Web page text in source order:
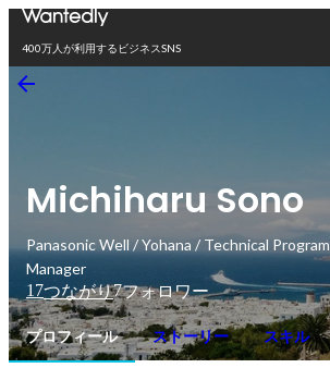
400万人が利用するビジネスSNS
Michiharu Sono
Panasonic Well / Yohana / Technical Program
Manager
17つながり7フォロワー
プロフィール ストーリー スキル